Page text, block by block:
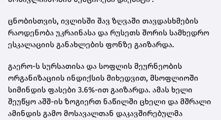
ცნობისთვის, ივლისში შავ ზღვაში თავდასხმების
რაოდენობა უკრაინასა და რუსეთს შორის სამხედრო
ესკალაციის განახლების ფონზე გაიზარდა.
გაერო-ს სურსათისა და სოფლის მეურნეობის
ორგანიზაციის ინდიქსის მიხედვით, მსოფლიოში
სიმინდის ფასები 3.6%-ით გაიზარდა. ამას ხელი
შეუწყო აშშ-ის ზოგიერთ ნაწილში ცხელი და მშრალი
ამინდის გამო მოსავალთან დაკავშირებულმა